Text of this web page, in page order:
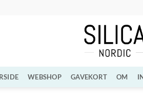
WEBSHOP GAVEKORT OM